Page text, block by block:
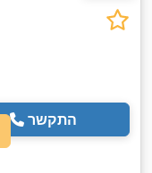
התקשר